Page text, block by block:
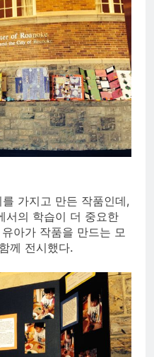
가지고 만든 작품인데,
서의 학습이 더 중요한
아가 작품을 만드는 모
께 전시했다.